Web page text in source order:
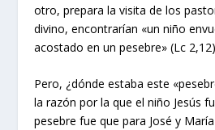
otro, prepara la visita de los
divino, encontrarían «un niño
acostado en un pesebre» (Lc
Pero, ¿dónde estaba este
la razón por la que el niño Jesús
pesebre fue que para José y